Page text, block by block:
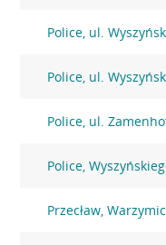
Police, ul.
Police, ul.
Police, ul.
Police,
Przecław,